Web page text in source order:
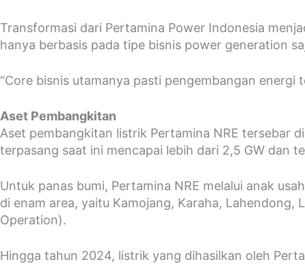
Transformasi dari Pertamina Power Indonesia
hanya berbasis pada tipe bisnis power generation
“Core bisnis utamanya pasti pengembangan
Aset Pembangkitan
Aset pembangkitan listrik Pertamina NRE tersebar
terpasang saat ini mencapai lebih dari 2,5 GW dan
Untuk panas bumi, Pertamina NRE melalui anak
di enam area, yaitu Kamojang, Karaha, Lahendong,
Operation).
Hingga tahun 2024, listrik yang dihasilkan oleh